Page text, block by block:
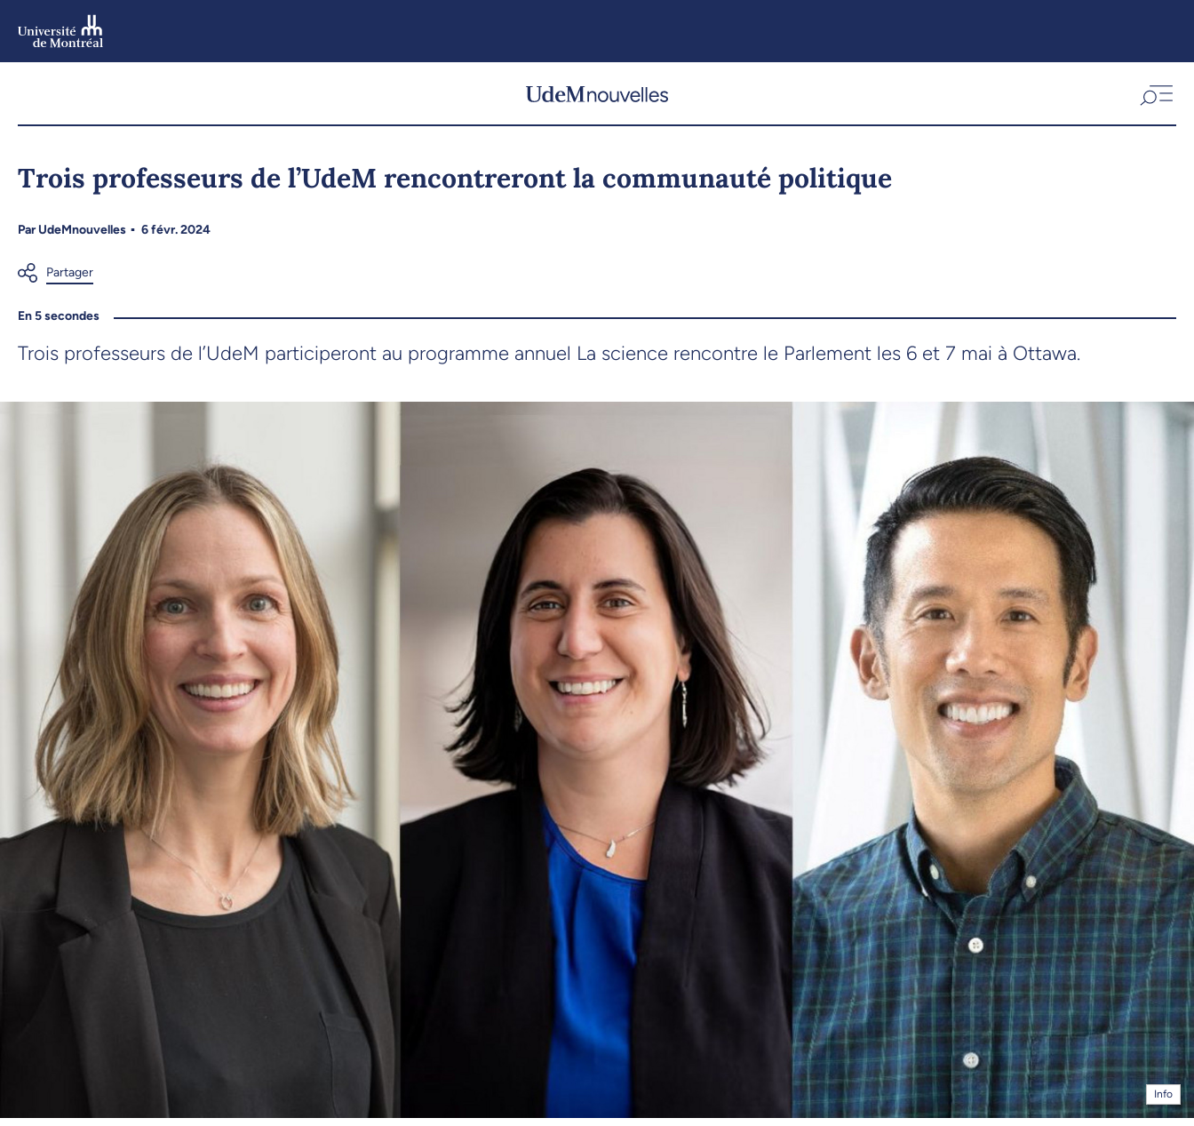
Trois professeurs de l’UdeM rencontreront la communauté politique
ParUdeMnouvelles 6 févr. 2024
En 5 secondes
Trois professeurs de l’UdeM participeront au programme annuel La science rencontre le Parlement les 6 et 7 mai à Ottawa.
Info